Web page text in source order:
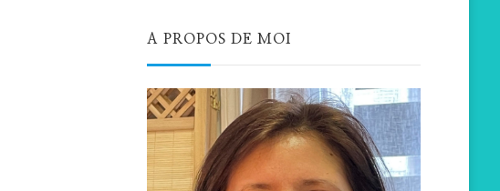
A PROPOS DE MOI